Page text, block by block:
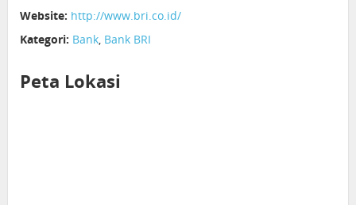
Website: http://www.bri.co.id/
Kategori: Bank, Bank BRI
Peta Lokasi